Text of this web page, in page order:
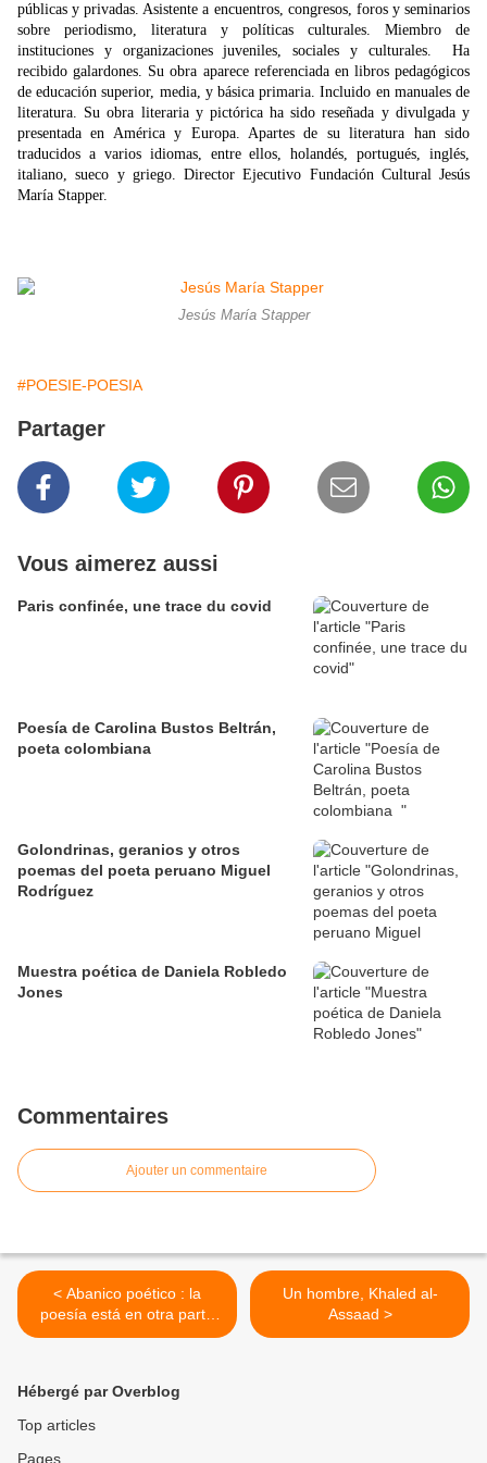
públicas y privadas. Asistente a encuentros, congresos, foros y seminarios
sobre periodismo, literatura y políticas culturales. Miembro de
instituciones y organizaciones juveniles, sociales y culturales. Ha
recibido galardones. Su obra aparece referenciada en libros pedagógicos
de educación superior, media, y básica primaria. Incluido en manuales de
literatura. Su obra literaria y pictórica ha sido reseñada y divulgada y
presentada en América y Europa. Apartes de su literatura han sido
traducidos a varios idiomas, entre ellos, holandés, portugués, inglés,
italiano, sueco y griego. Director Ejecutivo Fundación Cultural Jesús
María Stapper.
Jesús María Stapper
#POESIE-POESIA
Partager
Vous aimerez aussi
Paris confinée, une trace du covid
Poesía de Carolina Bustos Beltrán,
poeta colombiana
Golondrinas, geranios y otros
poemas del poeta peruano Miguel
Rodríguez
Muestra poética de Daniela Robledo
Jones
Commentaires
Ajouter un commentaire
< Abanico poético : la
poesía está en otra parte
de Antonio Acevedo Linares
Un hombre, Khaled al-
Assaad >
Hébergé par Overblog
Top articles
Pages